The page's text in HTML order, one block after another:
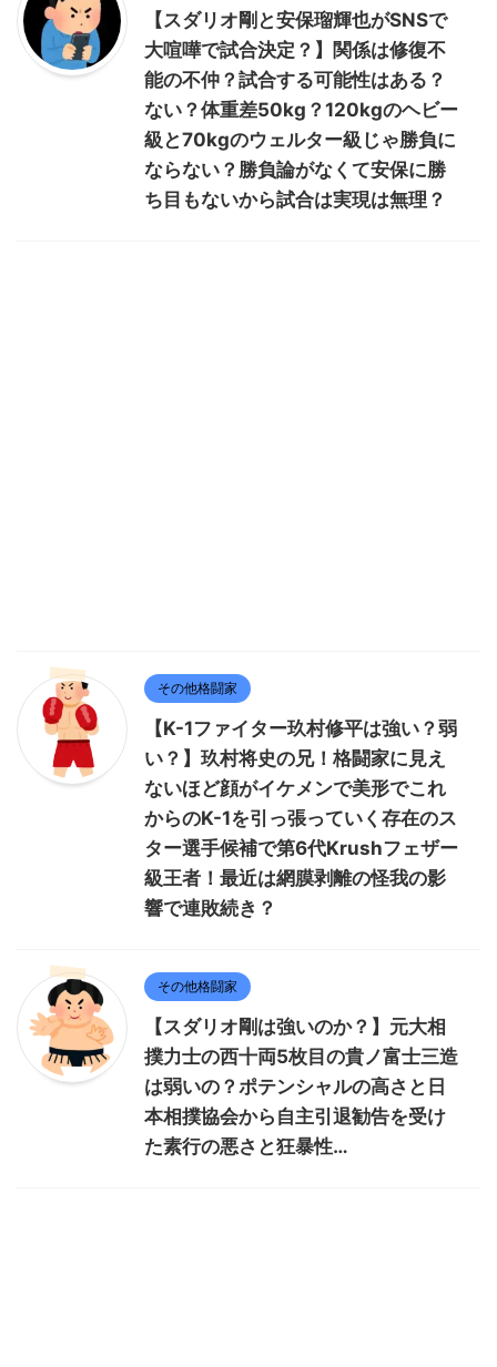
【スダリオ剛と安保瑠輝也がSNSで
大喧嘩で試合決定？】関係は修復不
能の不仲？試合する可能性はある？
ない？体重差50kg？120kgのヘビー
級と70kgのウェルター級じゃ勝負に
ならない？勝負論がなくて安保に勝
ち目もないから試合は実現は無理？
その他格闘家
【K-1ファイター玖村修平は強い？弱
い？】玖村将史の兄！格闘家に見え
ないほど顔がイケメンで美形でこれ
からのK-1を引っ張っていく存在のス
ター選手候補で第6代Krushフェザー
級王者！最近は網膜剥離の怪我の影
響で連敗続き？
その他格闘家
【スダリオ剛は強いのか？】元大相
撲力士の西十両5枚目の貴ノ富士三造
は弱いの？ポテンシャルの高さと日
本相撲協会から自主引退勧告を受け
た素行の悪さと狂暴性…